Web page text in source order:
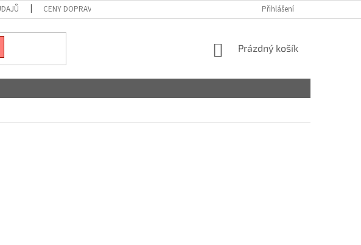
CENY DOPRAVY Přihlášení
NÁKUPNÍ
Prázdný košík